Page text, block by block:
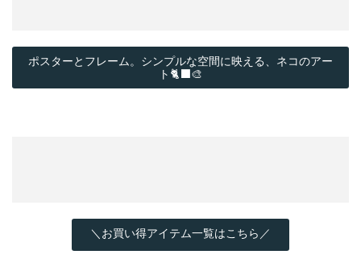
ポスターとフレーム。シンプルな空間に映える、ネコのアー
ト🐈‍⬛🎨
＼お買い得アイテム一覧はこちら／